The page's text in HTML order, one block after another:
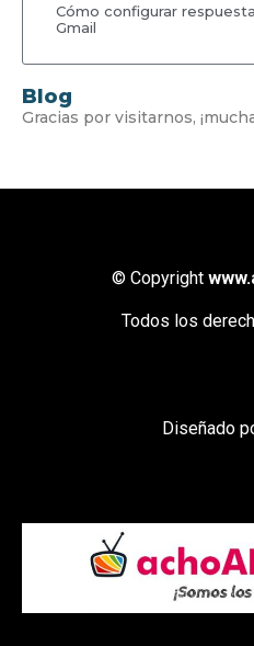
Cómo configurar
Gmail
Blog
Gracias por visitarnos,
© Copyright
Todos los
Diseñado